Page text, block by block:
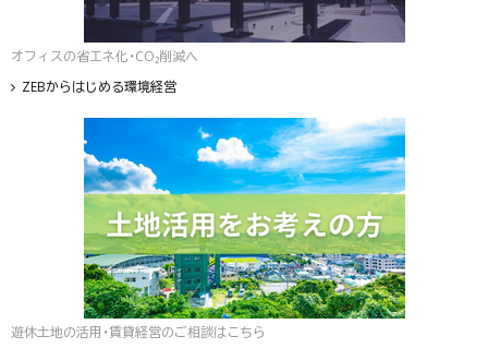
オフィスの省エネ化・CO₂削減へ
ZEBからはじめる環境経営
遊休土地の活用・賃貸経営のご相談はこちら